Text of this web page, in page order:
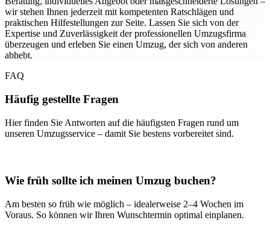
wir stehen Ihnen jederzeit mit kompetenten Ratschlägen und
praktischen Hilfestellungen zur Seite. Lassen Sie sich von der
Expertise und Zuverlässigkeit der professionellen Umzugsfirma
überzeugen und erleben Sie einen Umzug, der sich von anderen
abhebt.
FAQ
Häufig gestellte Fragen
Hier finden Sie Antworten auf die häufigsten Fragen rund um
unseren Umzugsservice – damit Sie bestens vorbereitet sind.
Wie früh sollte ich meinen Umzug buchen?
Am besten so früh wie möglich – idealerweise 2–4 Wochen im
Voraus. So können wir Ihren Wunschtermin optimal einplanen.